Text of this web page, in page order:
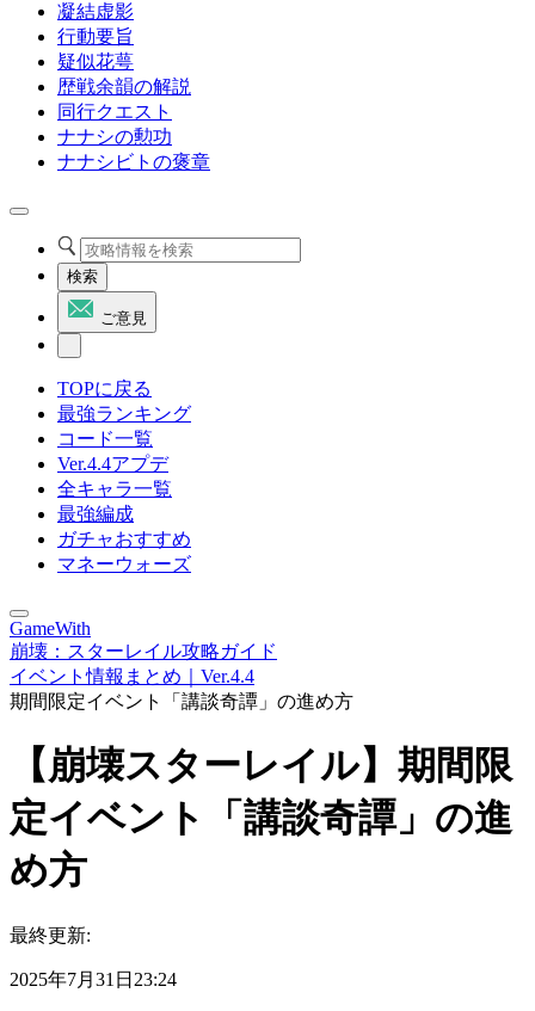
凝結虚影
行動要旨
疑似花萼
歴戦余韻の解説
同行クエスト
ナナシの勲功
ナナシビトの褒章
検索
ご意見
TOPに戻る
最強ランキング
コード一覧
Ver.4.4アプデ
全キャラ一覧
最強編成
ガチャおすすめ
マネーウォーズ
GameWith
崩壊：スターレイル攻略ガイド
イベント情報まとめ｜Ver.4.4
期間限定イベント「講談奇譚」の進め方
【崩壊スターレイル】期間限
定イベント「講談奇譚」の進
め方
最終更新:
2025年7月31日23:24